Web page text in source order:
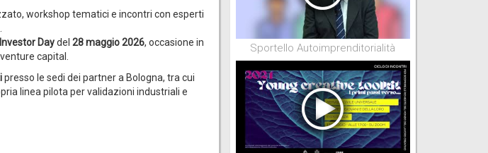
workshop tematici e incontri con esperti
Investor Daydel 28 maggio 2026, occasione in
capital.
presso le sedi dei partner a Bologna, tra cui
linea pilota per validazioni industriali e
Sportello Autoimprenditorialità